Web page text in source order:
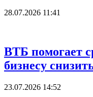
28.07.2026 11:41
ВТБ помогает
бизнесу
23.07.2026 14:52